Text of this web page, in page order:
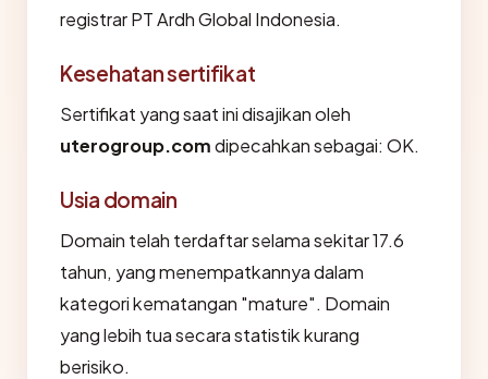
registrar PT Ardh Global Indonesia.
Kesehatan sertifikat
Sertifikat yang saat ini disajikan oleh
uterogroup.comdipecahkan sebagai: OK.
Usia domain
Domain telah terdaftar selama sekitar 17.6
tahun, yang menempatkannya dalam
kategori kematangan "mature". Domain
yang lebih tua secara statistik kurang
berisiko.